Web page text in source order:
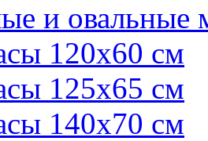
и овальные
120х60 см
125х65 см
140х70 см